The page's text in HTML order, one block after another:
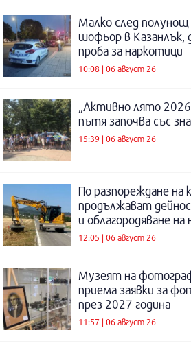
Малко след полунощ
шофьор в Казанлък,
проба за наркотици
10:08 | 06 август 26
„Активно лято
пътя започва със
15:39 | 06 август 26
По разпореждане на
продължават
и облагородяване
12:05 | 06 август 26
Музеят на
приема заявки за
през 2027 година
11:57 | 06 август 26